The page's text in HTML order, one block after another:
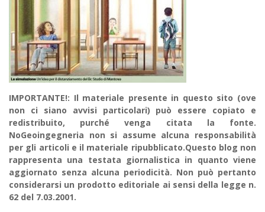
IMPORTANTE!: Il materiale presente in questo sito (ove
non ci siano avvisi particolari) può essere copiato e
redistribuito, purché venga citata la fonte.
NoGeoingegneria non si assume alcuna responsabilità
per gli articoli e il materiale ripubblicato.Questo blog non
rappresenta una testata giornalistica in quanto viene
aggiornato senza alcuna periodicità. Non può pertanto
considerarsi un prodotto editoriale ai sensi della legge n.
62 del 7.03.2001.